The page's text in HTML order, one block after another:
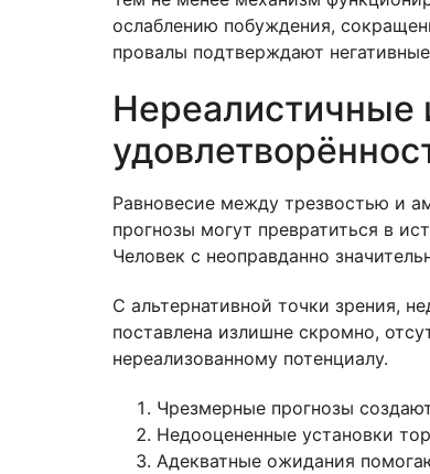
ослаблению побуждения,
провалы подтверждают
Нереалистичные
Равновесие между трезвостью и
прогнозы могут превратиться в
Человек с неоправданно
С альтернативной точки зрения,
поставлена излишне скромно,
нереализованному потенциалу.
Чрезмерные прогнозы
Недооцененные установки
Адекватные ожидания